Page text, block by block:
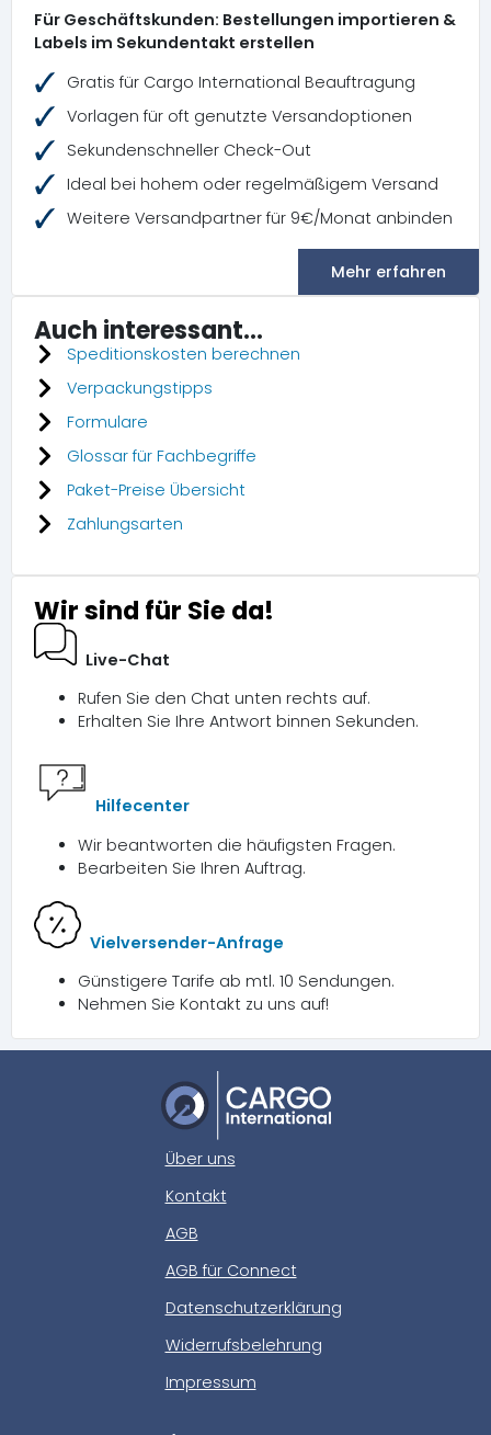
Für Geschäftskunden: Bestellungen importieren &
Labels im Sekundentakt erstellen
Gratis für Cargo International Beauftragung
Vorlagen für oft genutzte Versandoptionen
Sekundenschneller Check-Out
Ideal bei hohem oder regelmäßigem Versand
Weitere Versandpartner für 9€/Monat anbinden
Mehr erfahren
Auch interessant...
Speditionskosten berechnen
Verpackungstipps
Formulare
Glossar für Fachbegriffe
Paket-Preise Übersicht
Zahlungsarten
Wir sind für Sie da!
Live-Chat
Rufen Sie den Chat unten rechts auf.
Erhalten Sie Ihre Antwort binnen Sekunden.
Hilfecenter
Wir beantworten die häufigsten Fragen.
Bearbeiten Sie Ihren Auftrag.
Vielversender-Anfrage
Günstigere Tarife ab mtl. 10 Sendungen.
Nehmen Sie Kontakt zu uns auf!
Über uns
Kontakt
AGB
AGB für Connect
Datenschutzerklärung
Widerrufsbelehrung
Impressum